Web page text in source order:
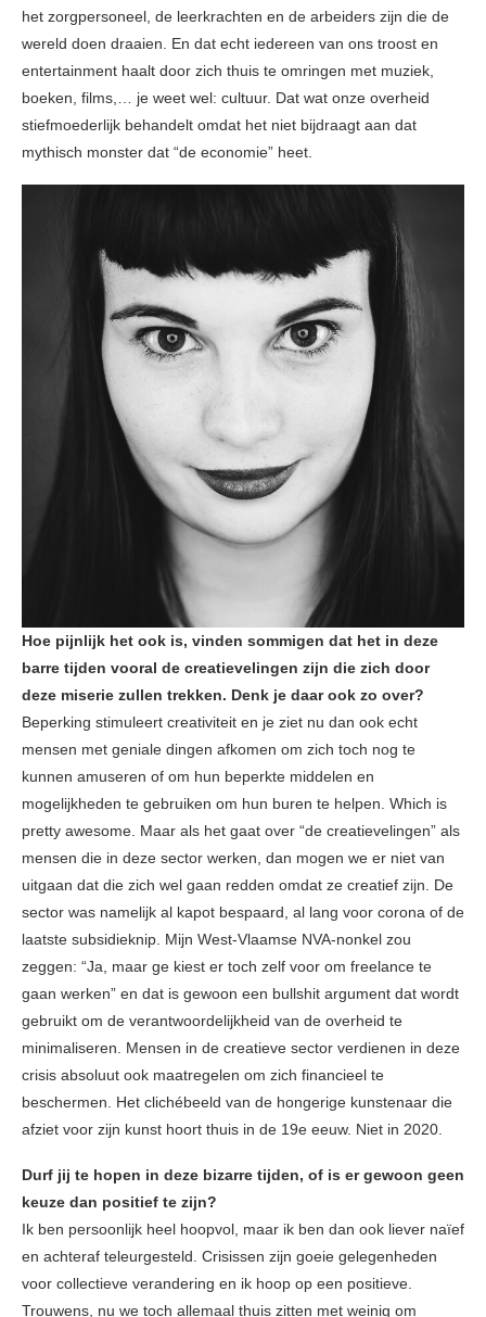
het zorgpersoneel, de leerkrachten en de arbeiders zijn die de
wereld doen draaien. En dat echt iedereen van ons troost en
entertainment haalt door zich thuis te omringen met muziek,
boeken, films,… je weet wel: cultuur. Dat wat onze overheid
stiefmoederlijk behandelt omdat het niet bijdraagt aan dat
mythisch monster dat “de economie” heet.
Hoe pijnlijk het ook is, vinden sommigen dat het in deze
barre tijden vooral de creatievelingen zijn die zich door
deze miserie zullen trekken. Denk je daar ook zo over?
Beperking stimuleert creativiteit en je ziet nu dan ook echt
mensen met geniale dingen afkomen om zich toch nog te
kunnen amuseren of om hun beperkte middelen en
mogelijkheden te gebruiken om hun buren te helpen. Which is
pretty awesome. Maar als het gaat over “de creatievelingen” als
mensen die in deze sector werken, dan mogen we er niet van
uitgaan dat die zich wel gaan redden omdat ze creatief zijn. De
sector was namelijk al kapot bespaard, al lang voor corona of de
laatste subsidieknip. Mijn West-Vlaamse NVA-nonkel zou
zeggen: “Ja, maar ge kiest er toch zelf voor om freelance te
gaan werken” en dat is gewoon een bullshit argument dat wordt
gebruikt om de verantwoordelijkheid van de overheid te
minimaliseren. Mensen in de creatieve sector verdienen in deze
crisis absoluut ook maatregelen om zich financieel te
beschermen. Het clichébeeld van de hongerige kunstenaar die
afziet voor zijn kunst hoort thuis in de 19e eeuw. Niet in 2020.
Durf jij te hopen in deze bizarre tijden, of is er gewoon geen
keuze dan positief te zijn?
Ik ben persoonlijk heel hoopvol, maar ik ben dan ook liever naïef
en achteraf teleurgesteld. Crisissen zijn goeie gelegenheden
voor collectieve verandering en ik hoop op een positieve.
Trouwens, nu we toch allemaal thuis zitten met weinig om